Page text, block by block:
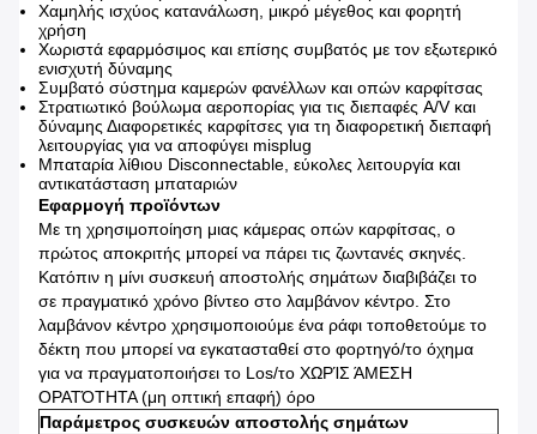
Χαμηλής ισχύος κατανάλωση, μικρό μέγεθος και φορητή
χρήση
Χωριστά εφαρμόσιμος και επίσης συμβατός με τον εξωτερικό
ενισχυτή δύναμης
Συμβατό σύστημα καμερών φανέλλων και οπών καρφίτσας
Στρατιωτικό βούλωμα αεροπορίας για τις διεπαφές A/V και
δύναμης Διαφορετικές καρφίτσες για τη διαφορετική διεπαφή
λειτουργίας για να αποφύγει misplug
Μπαταρία λίθιου Disconnectable, εύκολες λειτουργία και
αντικατάσταση μπαταριών
Εφαρμογή προϊόντων
Με τη χρησιμοποίηση μιας κάμερας οπών καρφίτσας, ο
πρώτος αποκριτής μπορεί να πάρει τις ζωντανές σκηνές.
Κατόπιν η μίνι συσκευή αποστολής σημάτων διαβιβάζει το
σε πραγματικό χρόνο βίντεο στο λαμβάνον κέντρο. Στο
λαμβάνον κέντρο χρησιμοποιούμε ένα ράφι τοποθετούμε το
δέκτη που μπορεί να εγκατασταθεί στο φορτηγό/το όχημα
για να πραγματοποιήσει το Los/το ΧΩΡΊΣ ΆΜΕΣΗ
ΟΡΑΤΌΤΗΤΑ (μη οπτική επαφή) όρο
Παράμετρος συσκευών αποστολής σημάτων